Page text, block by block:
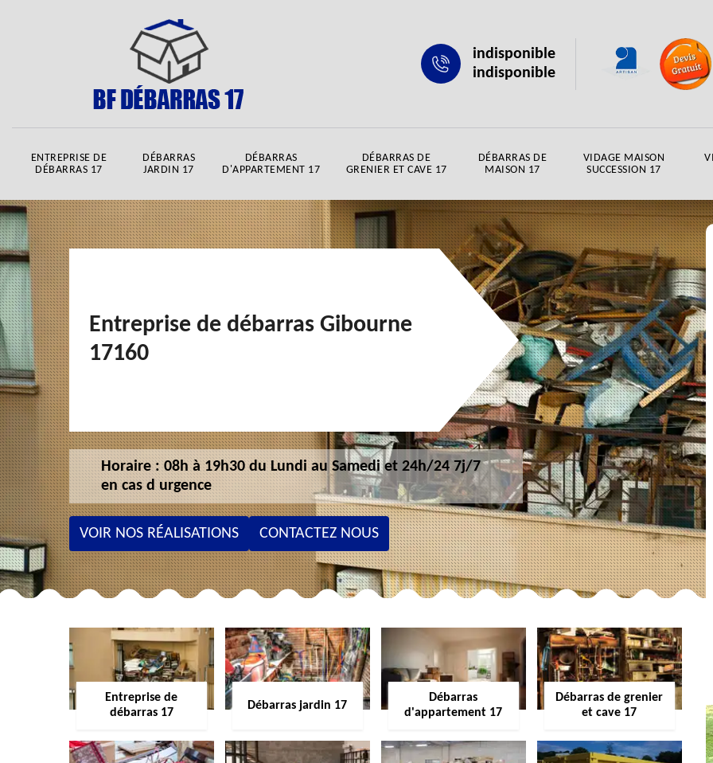
indisponible
indisponible
ENTREPRISE DE
DÉBARRAS 17
DÉBARRAS
JARDIN 17
DÉBARRAS
D'APPARTEMENT 17
DÉBARRAS DE
GRENIER ET CAVE 17
DÉBARRAS DE
MAISON 17
VIDAGE MAISON
SUCCESSION 17
Entreprise de débarras Gibourne
17160
Horaire : 08h à 19h30 du Lundi au Samedi et 24h/24 7j/7
en cas d urgence
VOIR NOS RÉALISATIONS CONTACTEZ NOUS
Entreprise de
débarras 17
Débarras jardin 17
Débarras
d'appartement 17
Débarras de grenier
et cave 17